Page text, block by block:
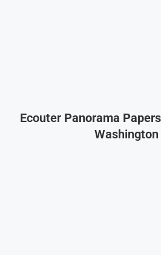
Ecouter Panorama
Washington